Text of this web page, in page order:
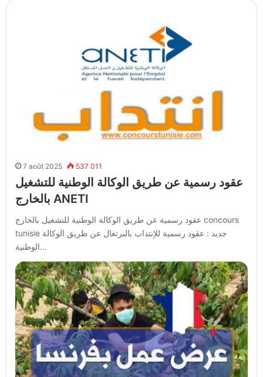
7 août 2025 537 011
عقود رسمية عن طريق الوكالة الوطنية للتشغيل
بالخارج ANETI
عقود رسمية عن طريق الوكالة الوطنية للتشغيل بالخارج concours
tunisie جديد : عقود رسمية للإنتداب بالبرتغال عن طريق الوكالة
الوطنية…